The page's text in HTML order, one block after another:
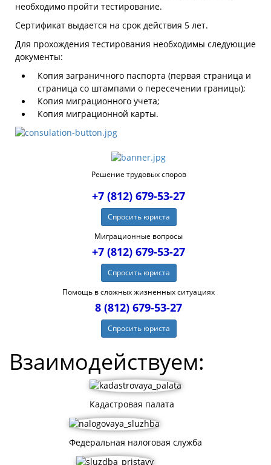
необходимо пройти тестирование.
Сертификат выдается на срок действия 5 лет.
Для прохождения тестирования необходимы следующие
документы:
Копия заграничного паспорта (первая страница и
страница со штампами о пересечении границы);
Копия миграционного учета;
Копия миграционной карты.
Решение трудовых споров
+7 (812) 679-53-27
Спросить юриста
Миграционные вопросы
+7 (812) 679-53-27
Спросить юриста
Помощь в сложных жизненных ситуациях
8 (812) 679-53-27
Спросить юриста
Взаимодействуем:
Кадастровая палата
Федеральная налоговая служба